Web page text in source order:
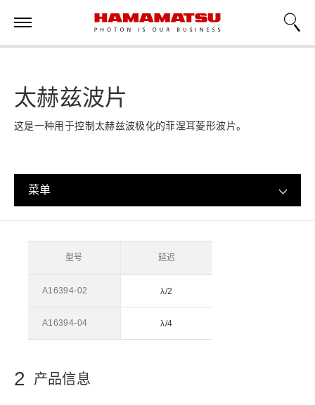
太赫兹波片
这是一种用于控制太赫兹波极化的菲涅耳菱形波片。
菜单
型号 延迟
A16394-02 λ/2
A16394-04 λ/4
2 产品信息